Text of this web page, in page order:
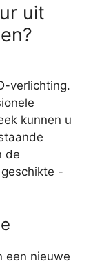
uit
verlichting.
kunnen u
de
-
een nieuwe